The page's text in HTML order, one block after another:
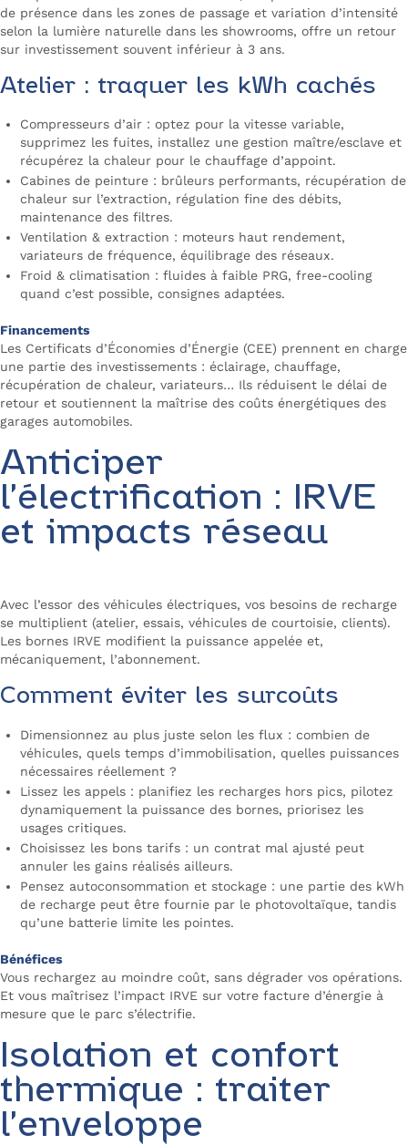
de présence dans les zones de passage et variation d’intensité
selon la lumière naturelle dans les showrooms, offre un retour
sur investissement souvent inférieur à 3 ans.
Atelier : traquer les kWh cachés
Compresseurs d’air : optez pour la vitesse variable,
supprimez les fuites, installez une gestion maître/esclave et
récupérez la chaleur pour le chauffage d’appoint.
Cabines de peinture : brûleurs performants, récupération de
chaleur sur l’extraction, régulation fine des débits,
maintenance des filtres.
Ventilation & extraction : moteurs haut rendement,
variateurs de fréquence, équilibrage des réseaux.
Froid & climatisation : fluides à faible PRG, free-cooling
quand c’est possible, consignes adaptées.
Financements
Les Certificats d’Économies d’Énergie (CEE) prennent en charge
une partie des investissements : éclairage, chauffage,
récupération de chaleur, variateurs… Ils réduisent le délai de
retour et soutiennent la maîtrise des coûts énergétiques des
garages automobiles.
Anticiper
l’électrification : IRVE
et impacts réseau
Avec l’essor des véhicules électriques, vos besoins de recharge
se multiplient (atelier, essais, véhicules de courtoisie, clients).
Les bornes IRVE modifient la puissance appelée et,
mécaniquement, l’abonnement.
Comment éviter les surcoûts
Dimensionnez au plus juste selon les flux : combien de
véhicules, quels temps d’immobilisation, quelles puissances
nécessaires réellement ?
Lissez les appels : planifiez les recharges hors pics, pilotez
dynamiquement la puissance des bornes, priorisez les
usages critiques.
Choisissez les bons tarifs : un contrat mal ajusté peut
annuler les gains réalisés ailleurs.
Pensez autoconsommation et stockage : une partie des kWh
de recharge peut être fournie par le photovoltaïque, tandis
qu’une batterie limite les pointes.
Bénéfices
Vous rechargez au moindre coût, sans dégrader vos opérations.
Et vous maîtrisez l’impact IRVE sur votre facture d’énergie à
mesure que le parc s’électrifie.
Isolation et confort
thermique : traiter
l’enveloppe